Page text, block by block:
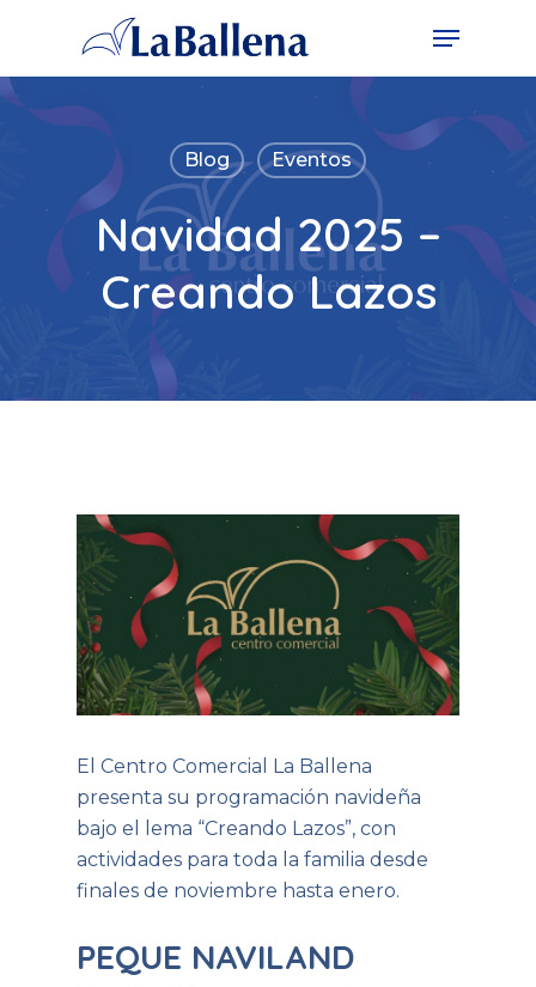
Blog Eventos
Navidad 2025 –
Creando Lazos
El Centro Comercial La Ballena
presenta su programación navideña
bajo el lema “Creando Lazos”, con
actividades para toda la familia desde
finales de noviembre hasta enero.
PEQUE NAVILAND